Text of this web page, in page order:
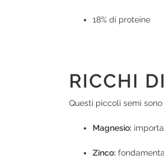
18% di proteine
RICCHI
Questi piccoli semi
Magnesio:
Zinco: